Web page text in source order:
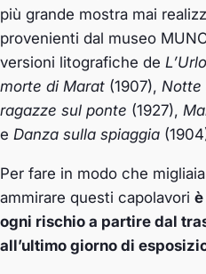
più grande mostra mai
provenienti dal museo
versioni litografiche de L’Urlo
morte di Marat (1907), Notte
ragazze sul ponte (1927),
e Danza sulla spiaggia
Per fare in modo che
ammirare questi capolavori
ogni rischio a partire dal
all’ultimo giorno di